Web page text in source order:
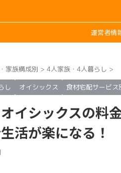
運営者情
家族構成別 > 4人家族・4人暮らし >
し
オイシックス 食材宅配サービス
オイシックスの料
活が楽になる！